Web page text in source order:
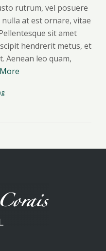
rutrum, vel posuere
at est ornare, vitae
sit amet
hendrerit metus, et
Aenean leo quam,